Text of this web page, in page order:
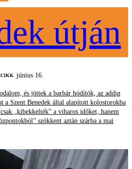
útján
június 16.
és jöttek a barbár hódítók, az addig
a Szent Benedek által alapított kolostorokba
„kibekkelték” a viharos időket, hanem
szökkent aztán szárba a mai